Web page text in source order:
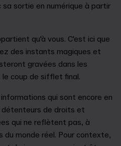
sortie en numérique à partir
qu'à vous. C'est ici que
des instants magiques et
gravées dans les
coup de sifflet final.
qui sont encore en
détenteurs de droits et
qui ne reflètent pas, à
du monde réel. Pour contexte,